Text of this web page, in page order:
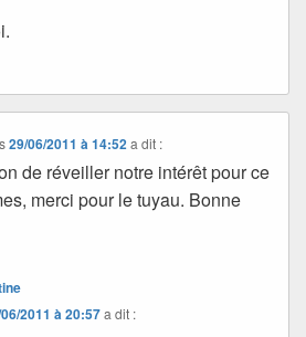
29/06/2011 à 14:52 a dit :
de réveiller notre intérêt pour ce
merci pour le tuyau. Bonne
2011 à 20:57a dit :